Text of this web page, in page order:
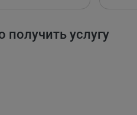
услугу